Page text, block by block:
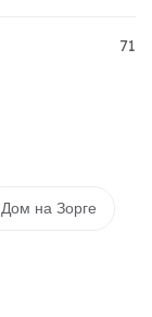
71
Дом на Зорге